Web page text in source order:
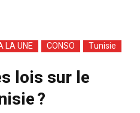
LA UNE CONSO Tunisie
lois sur le
?